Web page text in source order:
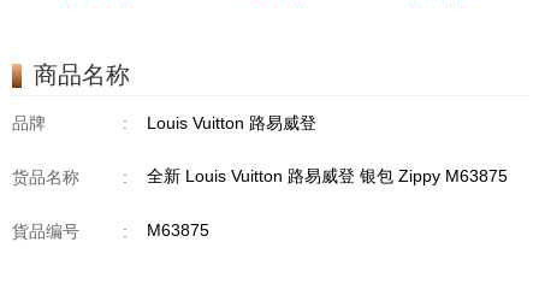
商品名称
品牌 : Louis Vuitton 路易威登
货品名称 : 全新 Louis Vuitton 路易威登 银包 Zippy M63875
貨品编号 : M63875